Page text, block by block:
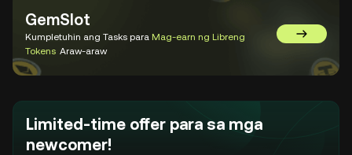
GemSlot
Kumpletuhin ang Tasks para Mag-earn ng Libreng
Tokens Araw-araw
Pumunta
Limited-time offer para sa mga
newcomer!